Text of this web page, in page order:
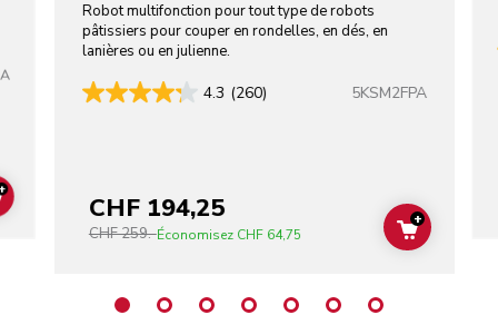
ADD TO CART
Robot multifonction pour tout type de robots
pâtissiers pour couper en rondelles, en dés, en
lanières ou en julienne.
4.3 (260) 5KSM2FPA
CHF 194,25
CHF 259.-Économisez CHF 64,75 ADD TO
+